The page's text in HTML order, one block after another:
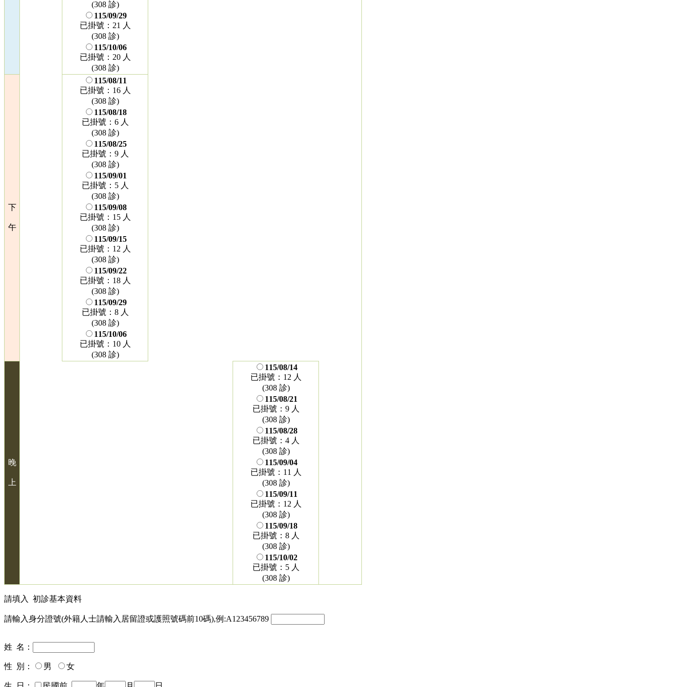
(308 診)
115/09/29
已掛號：21 人
(308 診)
115/10/06
已掛號：20 人
(308 診)
下
午
115/08/11
已掛號：16 人
(308 診)
115/08/18
已掛號：6 人
(308 診)
115/08/25
已掛號：9 人
(308 診)
115/09/01
已掛號：5 人
(308 診)
115/09/08
已掛號：15 人
(308 診)
115/09/15
已掛號：12 人
(308 診)
115/09/22
已掛號：18 人
(308 診)
115/09/29
已掛號：8 人
(308 診)
115/10/06
已掛號：10 人
(308 診)
晚
上
115/08/14
已掛號：12 人
(308 診)
115/08/21
已掛號：9 人
(308 診)
115/08/28
已掛號：4 人
(308 診)
115/09/04
已掛號：11 人
(308 診)
115/09/11
已掛號：12 人
(308 診)
115/09/18
已掛號：8 人
(308 診)
115/10/02
已掛號：5 人
(308 診)
請填入 初診基本資料
請輸入身分證號(外籍人士請輸入居留證或護照號碼前10碼),例:A123456789
姓 名：
性 別： 男 女